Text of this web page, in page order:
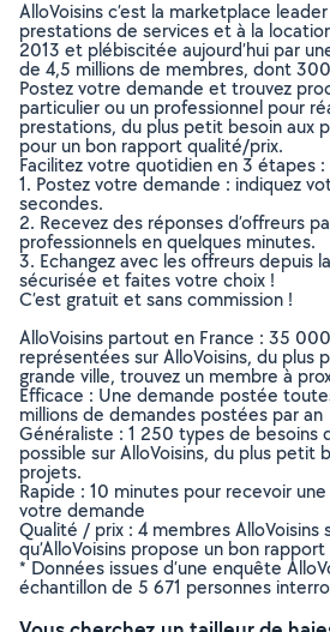
AlloVoisins c’est la marketplace
prestations de services et à la
2013 et plébiscitée aujourd’hui par
de 4,5 millions de membres, dont
Postez votre demande et trouvez
particulier ou un professionnel pour
prestations, du plus petit besoin aux
pour un bon rapport qualité/prix.
Facilitez votre quotidien en 3 étapes :
1. Postez votre demande : indiquez
secondes.
2. Recevez des réponses d’offreurs
professionnels en quelques minutes.
3. Echangez avec les offreurs depuis
sécurisée et faites votre choix !
C’est gratuit et sans commission !
AlloVoisins partout en France : 35
représentées sur AlloVoisins, du plus
grande ville, trouvez un membre à
Efficace : Une demande postée
millions de demandes postées par an
Généraliste : 1 250 types de
possible sur AlloVoisins, du plus petit
projets.
Rapide : 10 minutes pour recevoir
votre demande
Qualité / prix : 4 membres AlloVoisins
qu’AlloVoisins propose un bon
* Données issues d’une enquête
échantillon de 5 671 personnes